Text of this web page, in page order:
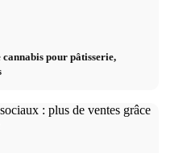
pour pâtisserie,